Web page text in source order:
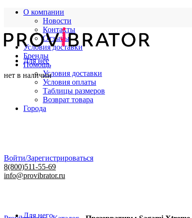
О компании
Новости
Контакты
Отзывы
Условия доставки
Бренды
Помощь
Условия доставки
Условия оплаты
Таблицы размеров
Возврат товара
Города
Войти/Зарегистрироваться
8(800)511-55-69
info@provibrator.ru
Для нее
Для него
нет в наличии